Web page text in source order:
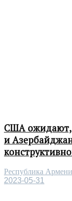
США ожидают,
и
Республика
2023-05-31